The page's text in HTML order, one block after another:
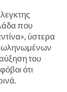
που
ύστερα
του
ότι